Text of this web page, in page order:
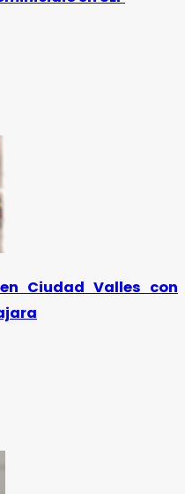
Ciudad Valles con